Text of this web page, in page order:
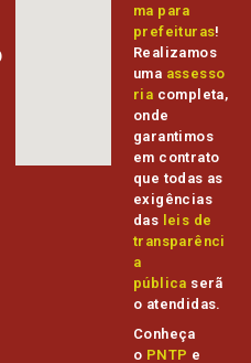
ma para
prefeituras!
Realizamos
uma assesso
ria completa,
onde
garantimos
em contrato
que todas as
exigências
das leis de
transparênci
a
pública serã
o atendidas.
Conheça
o PNTP e